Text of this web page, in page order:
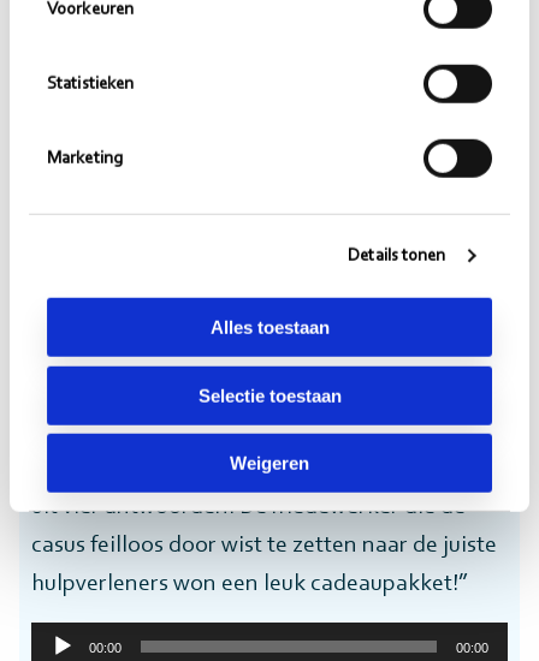
Voorkeuren
Statistieken
Marketing
Details tonen
Alles toestaan
Selectie toestaan
Weigeren
“Daarnaast heb ik zelf een e-learning module
ontwikkeld. Nieuwe KCC-medewerkers kunnen
zich daarmee sneller de werkzaamheden van
het KCC eigen maken. Aan de hand van korte
video’s, digitale rollenspellen en prikkelende
vragen krijgen nieuwe medewerker snel de
fijne kneepjes van het vak onder de knie.
De huidige medewerkers namen deel aan een
quiz met fictieve vragen van de
Amsterdammers. Na een audiofragment zoals
hieronder kregen de medewerkers de vraag
hier links afgebeeld, waarbij ze konden kiezen
uit vier antwoorden. De medewerker die de
casus feilloos door wist te zetten naar de juiste
hulpverleners won een leuk cadeaupakket!”
Audiospeler
00:00 00:00